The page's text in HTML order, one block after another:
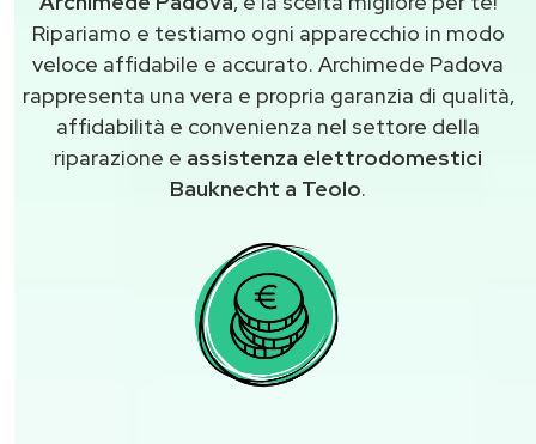
Ripariamo e testiamo ogni apparecchio in modo
veloce affidabile e accurato. Archimede Padova
rappresenta una vera e propria garanzia di qualità,
affidabilità e convenienza nel settore della
riparazione e assistenza elettrodomestici
Bauknecht a Teolo.